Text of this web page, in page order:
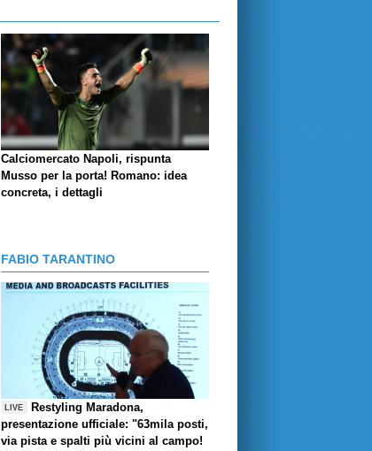
Calciomercato Napoli, rispunta
Musso per la porta! Romano: idea
concreta, i dettagli
FABIO TARANTINO
LIVE
Restyling Maradona,
presentazione ufficiale: "63mila posti,
via pista e spalti più vicini al campo!